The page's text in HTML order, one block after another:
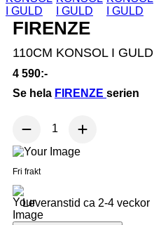
FIRENZE
110CM KONSOL I GULD
4 590:-
Se hela FIRENZE serien
Fri frakt
Leveranstid ca 2-4 veckor